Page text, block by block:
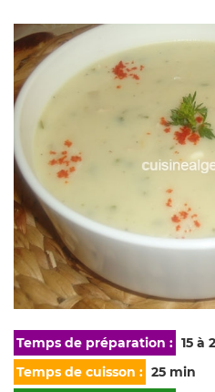
Temps de préparation : 15 à
Temps de cuisson : 25 min